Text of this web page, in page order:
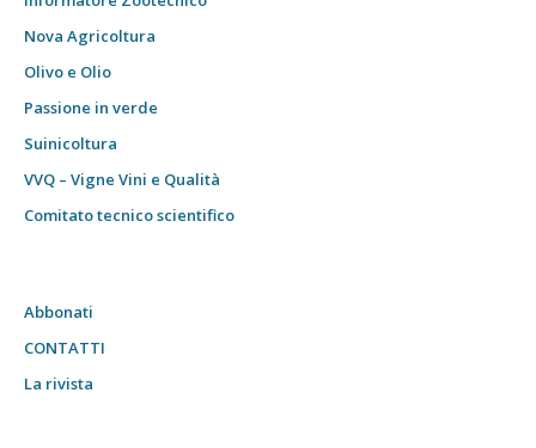
Nova Agricoltura
Olivo e Olio
Passione in verde
Suinicoltura
VVQ – Vigne Vini e Qualità
Comitato tecnico scientifico
Abbonati
CONTATTI
La rivista